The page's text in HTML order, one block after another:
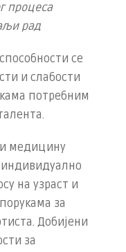
процеса
рад
се
и слабости
потребним
и медицину
на узраст и
за
Добијени
за